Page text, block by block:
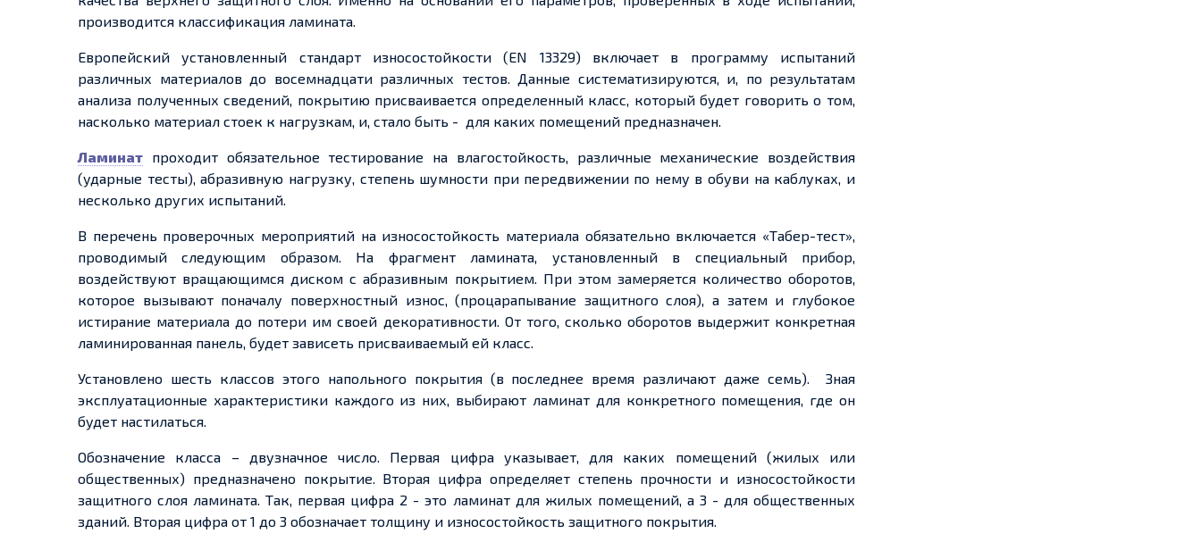
производится классификация ламината.
Европейский установленный стандарт износостойкости (EN 13329) включает в программу испытаний
различных материалов до восемнадцати различных тестов. Данные систематизируются, и, по результатам
анализа полученныхсведений, покрытию присваивается определенныйкласс, который будет говорить о том,
насколько материал стоек к нагрузкам, и, стало быть - для каких помещений предназначен.
Ламинат проходит обязательное тестирование на влагостойкость, различные механические воздействия
(ударные тесты), абразивную нагрузку, степень шумности при передвижении по нему в обуви на каблуках, и
несколько других испытаний.
В перечень проверочных мероприятий на износостойкость материала обязательно включается «Табер-тест»,
проводимый следующим образом. На фрагмент ламината, установленный в специальный прибор,
воздействуют вращающимся диском с абразивным покрытием. При этом замеряется количество оборотов,
которое вызывают поначалу поверхностный износ, (процарапывание защитного слоя), а затем и глубокое
истирание материала до потери им своей декоративности. От того, сколько оборотов выдержит конкретная
ламинированная панель, будет зависеть присваиваемый ей класс.
Установлено шесть классов этого напольного покрытия (в последнее время различают даже семь).
Зная
эксплуатационные характеристики каждого из них, выбирают ламинат для конкретного помещения, где он
будет настилаться.
Обозначение класса – двузначное число. Первая цифра указывает, для каких помещений (жилых или
общественных) предназначено покрытие. Вторая цифра определяет степень прочности и износостойкости
защитного слоя ламината. Так, первая цифра 2 - это ламинат для жилых помещений, а 3 - для общественных
зданий. Вторая цифра от 1 до 3 обозначает толщину и износостойкость защитного покрытия.